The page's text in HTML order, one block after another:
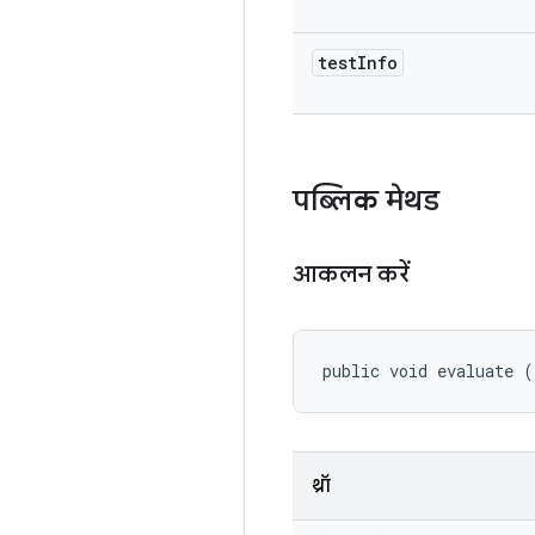
testInfo
पब्लिक मेथड
आकलन करें
public void evaluate
थ्रॉ